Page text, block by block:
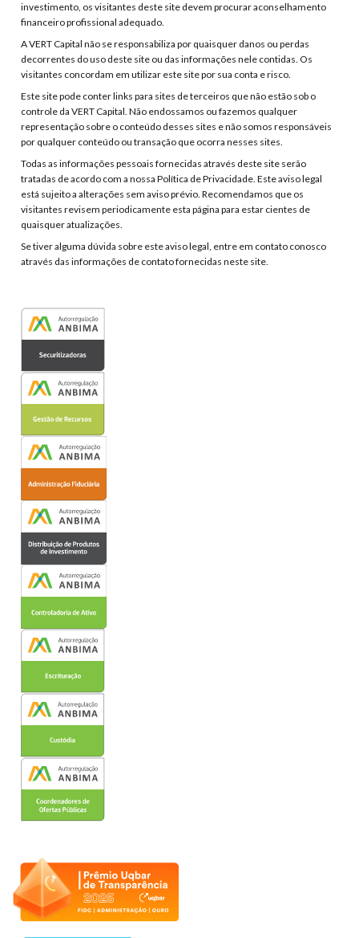
investimento, os visitantes deste site devem procurar aconselhamento
financeiro profissional adequado.
A VERT Capital não se responsabiliza por quaisquer danos ou perdas
decorrentes do uso deste site ou das informações nele contidas. Os
visitantes concordam em utilizar este site por sua conta e risco.
Este site pode conter links para sites de terceiros que não estão sob o
controle da VERT Capital. Não endossamos ou fazemos qualquer
representação sobre o conteúdo desses sites e não somos responsáveis
por qualquer conteúdo ou transação que ocorra nesses sites.
Todas as informações pessoais fornecidas através deste site serão
tratadas de acordo com a nossa Política de Privacidade. Este aviso legal
está sujeito a alterações sem aviso prévio. Recomendamos que os
visitantes revisem periodicamente esta página para estar cientes de
quaisquer atualizações.
Se tiver alguma dúvida sobre este aviso legal, entre em contato conosco
através das informações de contato fornecidas neste site.